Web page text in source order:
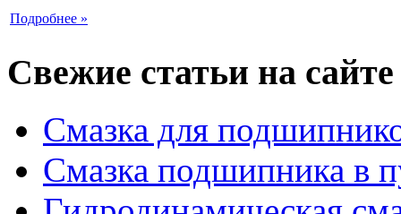
Подробнее »
Свежие статьи на сайте
Смазка для
Смазка подшипника в